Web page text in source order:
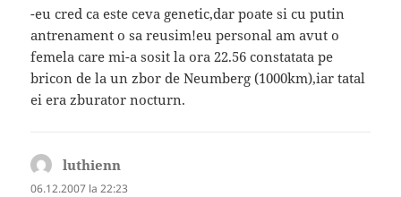
-eu cred ca este ceva genetic,dar poate si cu putin
antrenament o sa reusim!eu personal am avut o
femela care mi-a sosit la ora 22.56 constatata pe
bricon de la un zbor de Neumberg (1000km),iar tatal
ei era zburator nocturn.
luthienn
06.12.2007 la 22:23